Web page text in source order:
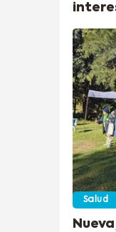
Salud